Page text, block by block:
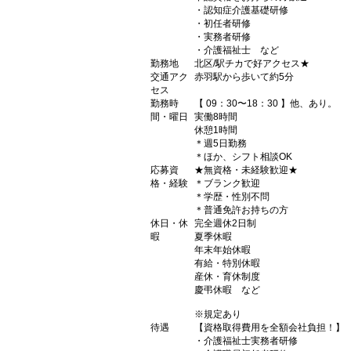
・認知症介護基礎研修
・初任者研修
・実務者研修
・介護福祉士 など
勤務地
北区/駅チカで好アクセス★
交通アク
セス
赤羽駅から歩いて約5分
勤務時
間・曜日
【 09：30〜18：30 】他、あり。
実働8時間
休憩1時間
＊週5日勤務
＊ほか、シフト相談OK
応募資
格・経験
★無資格・未経験歓迎★
＊ブランク歓迎
＊学歴・性別不問
＊普通免許お持ちの方
休日・休
暇
完全週休2日制
夏季休暇
年末年始休暇
有給・特別休暇
産休・育休制度
慶弔休暇 など
※規定あり
待遇
【資格取得費用を全額会社負担！】
・介護福祉士実務者研修